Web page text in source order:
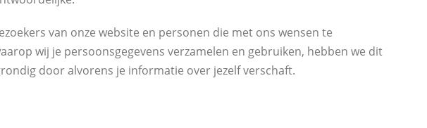
van onze website en personen die met ons wensen te
wij je persoonsgegevens verzamelen en gebruiken, hebben we dit
door alvorens je informatie over jezelf verschaft.